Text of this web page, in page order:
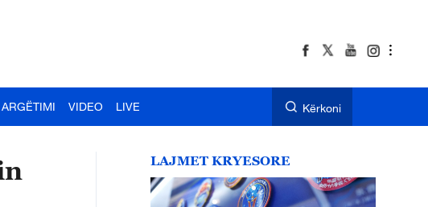
ARGËTIMI VIDEO LIVE Kërkoni
LAJMET KRYESORE